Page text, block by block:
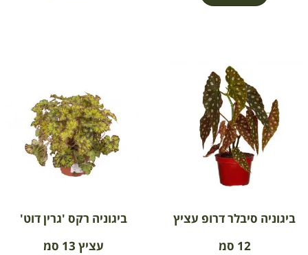
ביגוניה סיבלר דרופ עציץ
12 סמ
ביגוניה רקס 'גרין דוט'
עציץ 13 סמ